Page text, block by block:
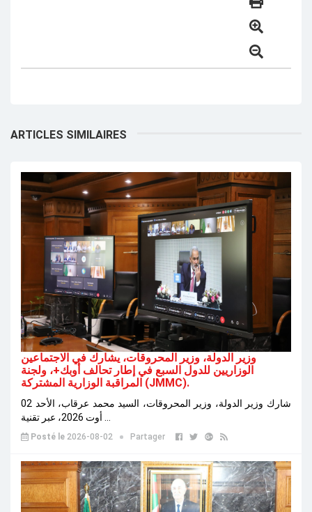
ARTICLES SIMILAIRES
وزير الدولة، وزير المحروقات، يشارك في الاجتماعين
الوزاريين للدول السبع في إطار تحالف أوبك+، ولجنة
المراقبة الوزارية المشتركة (JMMC).
شارك وزير الدولة، وزير المحروقات، السيد محمد عرقاب، الأحد 02
Posté le2026-08-02 Partager